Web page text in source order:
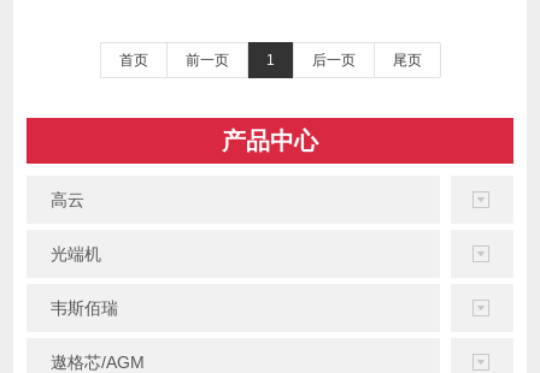
首页 前一页 1 后一页 尾页
产品中心
高云
光端机
韦斯佰瑞
遨格芯/AGM